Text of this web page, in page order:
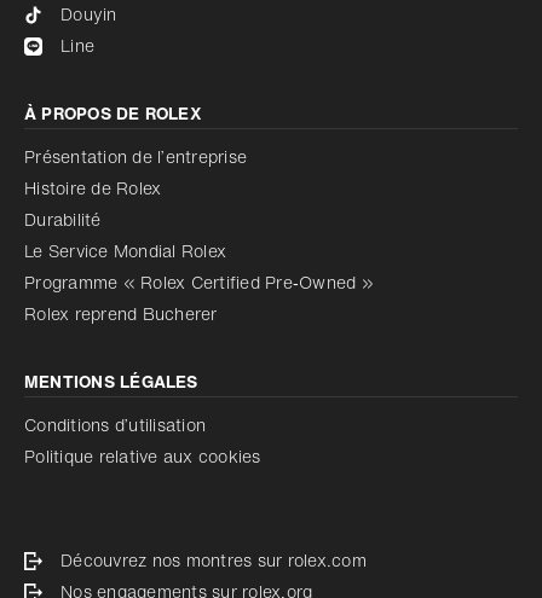
Douyin
Line
À PROPOS DE ROLEX
Présentation de l’entreprise
Histoire de Rolex
Durabilité
Le Service Mondial Rolex
Programme « Rolex Certified Pre‑Owned »
Rolex reprend Bucherer
MENTIONS LÉGALES
Conditions d’utilisation
Politique relative aux cookies
Découvrez nos montres sur rolex.com
Nos engagements sur rolex.org